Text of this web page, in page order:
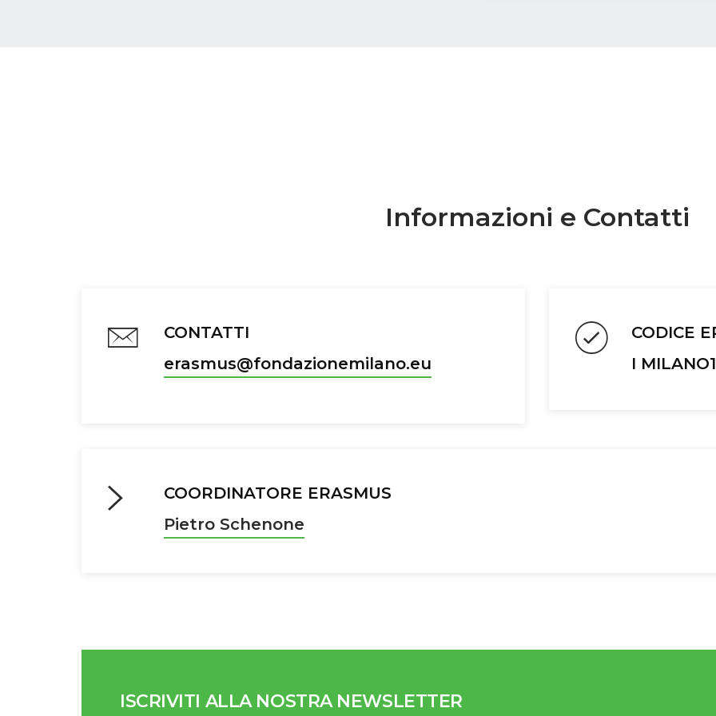
Informazioni e Contatti
CONTATTI
erasmus@fondazionemilano.eu
CODICE
I
COORDINATORE ERASMUS
Pietro Schenone
ISCRIVITI ALLA NOSTRA NEWSLETTER